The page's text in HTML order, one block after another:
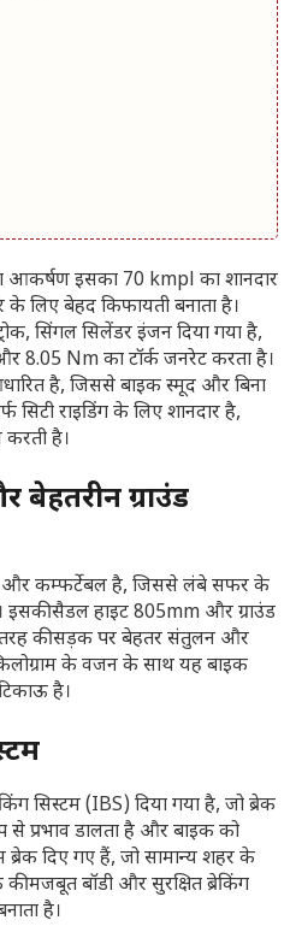
इसका 70 kmpl का शानदार
लिए बेहद किफायती बनाता है।
सिंगल सिलेंडर इंजन दिया गया है,
8.05 Nm का टॉर्क जनरेट करता है।
है, जिससे बाइक स्मूद और बिना
राइडिंग के लिए शानदार है,
करती है।
ग्राउंड
और कम्फर्टेबल है, जिससे लंबे सफर के
इसकी सैडल हाइट 805mm और ग्राउंड
की सड़क पर बेहतर संतुलन और
के वजन के साथ यह बाइक
है।
सिस्टम (IBS) दिया गया है, जो ब्रेक
से प्रभाव डालता है और बाइक को
दिए गए हैं, जो सामान्य शहर के
मजबूत बॉडी और सुरक्षित ब्रेकिंग
है।